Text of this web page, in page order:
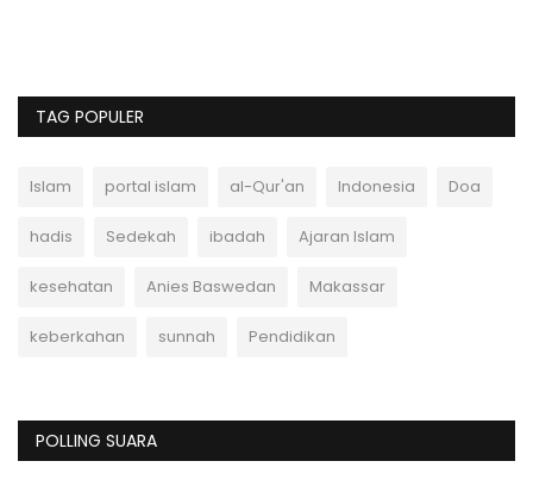
TAG POPULER
Islam portal islam al-Qur'an Indonesia Doa
hadis Sedekah ibadah Ajaran Islam
kesehatan Anies Baswedan Makassar
keberkahan sunnah Pendidikan
POLLING SUARA